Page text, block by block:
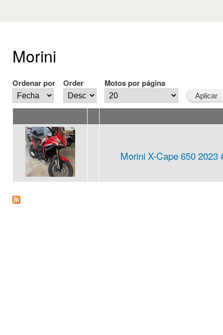
Morini
Ordenar por Order Motos por página
Morini X-Cape 650 2023